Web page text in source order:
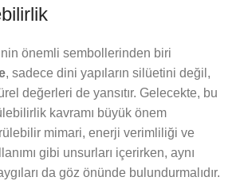
önemli sembollerinden biri
, sadece dini yapıların silüetini değil,
değerleri de yansıtır. Gelecekte, bu
kavramı büyük önem
mimari, enerji verimliliği ve
gibi unsurları içerirken, aynı
da göz önünde bulundurmalıdır.